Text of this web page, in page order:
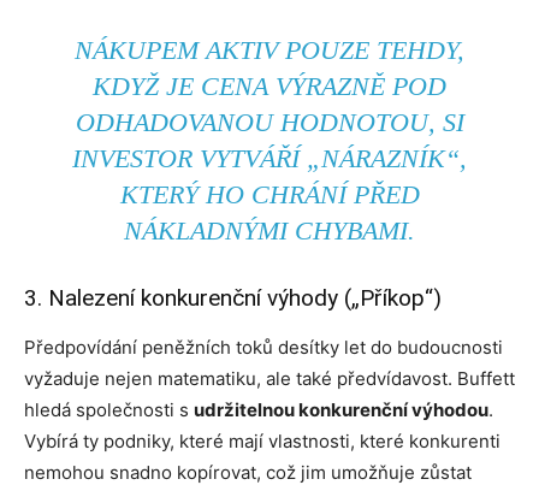
NÁKUPEM AKTIV POUZE TEHDY,
KDYŽ JE CENA VÝRAZNĚ POD
ODHADOVANOU HODNOTOU, SI
INVESTOR VYTVÁŘÍ „NÁRAZNÍK“,
KTERÝ HO CHRÁNÍ PŘED
NÁKLADNÝMI CHYBAMI.
3. Nalezení konkurenční výhody („Příkop“)
Předpovídání peněžních toků desítky let do budoucnosti
vyžaduje nejen matematiku, ale také předvídavost. Buffett
hledá společnosti s udržitelnou konkurenční výhodou.
Vybírá ty podniky, které mají vlastnosti, které konkurenti
nemohou snadno kopírovat, což jim umožňuje zůstat